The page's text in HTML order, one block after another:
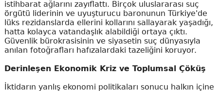
istihbarat ağlarını zayıflattı. Birçok uluslararası suç
örgütü liderinin ve uyuşturucu baronunun Türkiye'de
lüks rezidanslarda ellerini kollarını sallayarak yaşadığı,
hatta kolayca vatandaşlık alabildiği ortaya çıktı.
Güvenlik bürokrasisinin ve siyasetin suç dünyasıyla
anılan fotoğrafları hafızalardaki tazeliğini koruyor.
Derinleşen Ekonomik Kriz ve Toplumsal Çöküş
İktidarın yanlış ekonomi politikaları sonucu halkın içine